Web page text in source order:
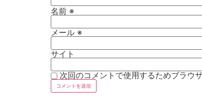
名前 ※
メール ※
サイト
次回のコメントで使用するためブラウ